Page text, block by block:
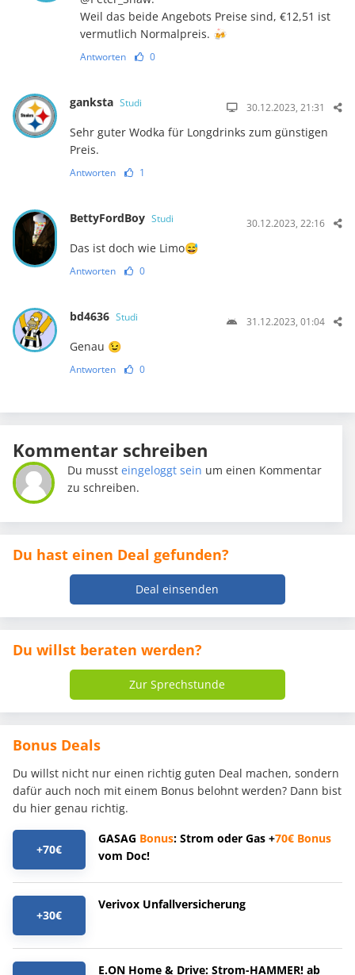
Weil das beide Angebots Preise sind, €12,51 ist
vermutlich Normalpreis. 🍻
Antworten 0
ganksta Studi 30.12.2023, 21:31
Sehr guter Wodka für Longdrinks zum günstigen
Preis.
Antworten 1
BettyFordBoy Studi 30.12.2023, 22:16
Das ist doch wie Limo😅
Antworten 0
bd4636 Studi 31.12.2023, 01:04
Genau 😉
Antworten 0
Kommentar schreiben
Du mussteingeloggt sein um einen Kommentar
zu schreiben.
Du hast einen Deal gefunden?
Deal einsenden
Du willst beraten werden?
Zur Sprechstunde
Bonus Deals
Du willst nicht nur einen richtig guten Deal machen, sondern
dafür auch noch mit einem Bonus belohnt werden? Dann bist
du hier genau richtig.
+70€
GASAG Bonus: Strom oder Gas +70€ Bonus
vom Doc!
+30€
Verivox Unfallversicherung
E.ON Home & Drive: Strom-HAMMER! ab